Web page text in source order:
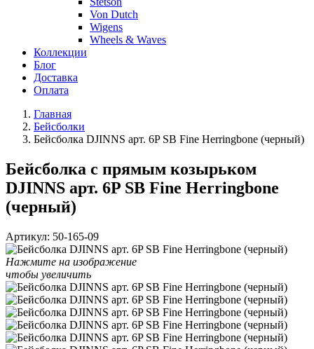
Von Dutch
Wigens
Wheels & Waves
Коллекции
Блог
Доставка
Оплата
Главная
Бейсболки
Бейсболка DJINNS арт. 6P SB Fine Herringbone (черный)
Бейсболка с прямым козырьком
DJINNS арт. 6P SB Fine Herringbone
(черный)
Артикул: 50-165-09
Нажмите на изображение
чтобы увеличить